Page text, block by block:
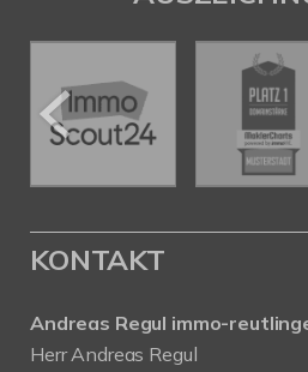
KONTAKT
Andreas Regul immo-
Herr Andreas Regul